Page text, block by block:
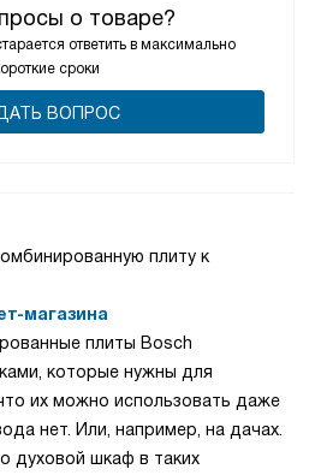
о товаре?
ответить в максимально
сроки
ВОПРОС
плиту к
магазина
плиты Bosch
которые нужны для
их можно использовать даже
нет. Или, например, на дачах.
духовой шкаф в таких